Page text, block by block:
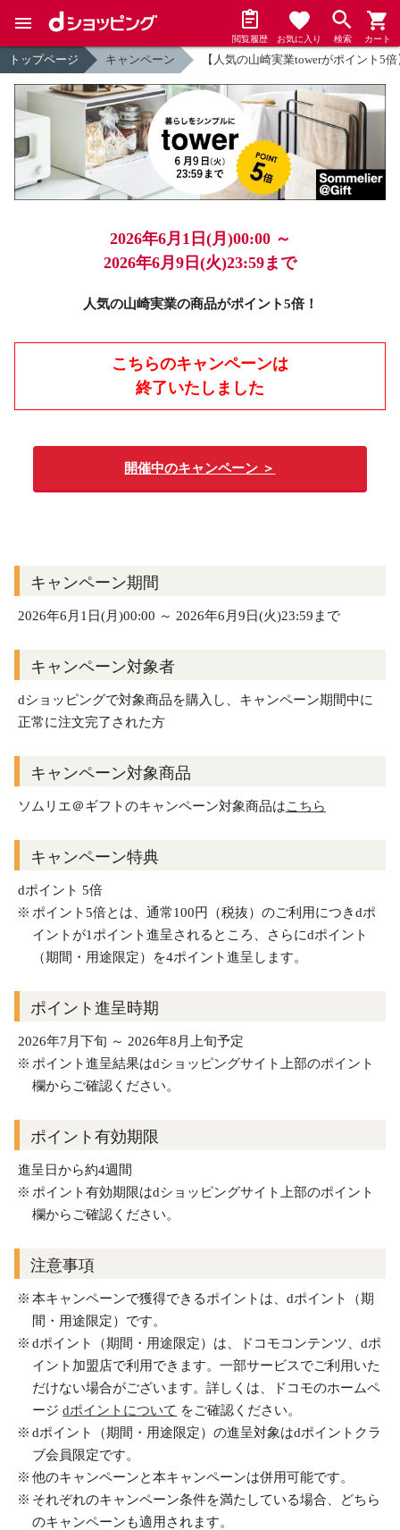
閲覧履歴 お気に入り 検索 カート
トップページ キャンペーン 【人気の山崎実業towerがポイント5倍
2026年6月1日(月)00:00 ～
2026年6月9日(火)23:59まで
人気の山崎実業の商品がポイント5倍！
こちらのキャンペーンは
終了いたしました
開催中のキャンペーン ＞
キャンペーン期間
2026年6月1日(月)00:00 ～ 2026年6月9日(火)23:59まで
キャンペーン対象者
dショッピングで対象商品を購入し、キャンペーン期間中に
正常に注文完了された方
キャンペーン対象商品
ソムリエ＠ギフトのキャンペーン対象商品はこちら
キャンペーン特典
dポイント 5倍
ポイント5倍とは、通常100円（税抜）のご利用につきdポ
イントが1ポイント進呈されるところ、さらにdポイント
（期間・用途限定）を4ポイント進呈します。
ポイント進呈時期
2026年7月下旬 ～ 2026年8月上旬予定
ポイント進呈結果はdショッピングサイト上部のポイント
欄からご確認ください。
ポイント有効期限
進呈日から約4週間
ポイント有効期限はdショッピングサイト上部のポイント
欄からご確認ください。
注意事項
本キャンペーンで獲得できるポイントは、dポイント（期
間・用途限定）です。
dポイント（期間・用途限定）は、ドコモコンテンツ、dポ
イント加盟店で利用できます。一部サービスでご利用いた
だけない場合がございます。詳しくは、ドコモのホームペ
ージdポイントについて をご確認ください。
dポイント（期間・用途限定）の進呈対象はdポイントクラ
ブ会員限定です。
他のキャンペーンと本キャンペーンは併用可能です。
それぞれのキャンペーン条件を満たしている場合、どちら
のキャンペーンも適用されます。